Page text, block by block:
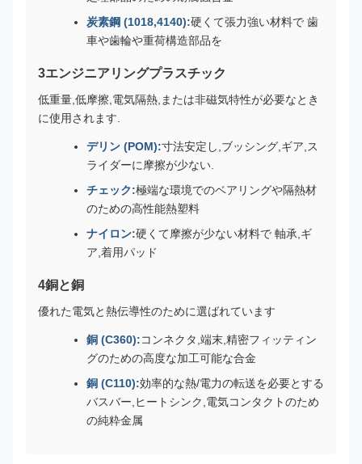
炭素鋼 (1018,4140):硬くて張力強い材料で 歯
車や歯輪や重荷構造部品を
3エンジニアリングプラスチック
低重量,低摩擦,電気隔熱,または非磁気特性が必要なとき
に使用されます.
デリン (POM):寸法安定し,ブッシング,ギア,ス
ライダーに摩擦が少ない.
チェック:極端な環境でのベアリングや隔熱材
のための高性能熱塑料
ナイロン:硬くて摩擦が少ない材料で 軸承,ギ
ア,着用パッド
4銅と銅
優れた電気と熱伝導性のために選ばれています
銅 (C360):コンネクタ,端末,精密フィッティン
グのための高度な加工可能な合金
銅 (C110):効率的な熱/電力の転送を必要とする
バスバー,ヒートシンク,電気コンタクトのため
の純粋金属